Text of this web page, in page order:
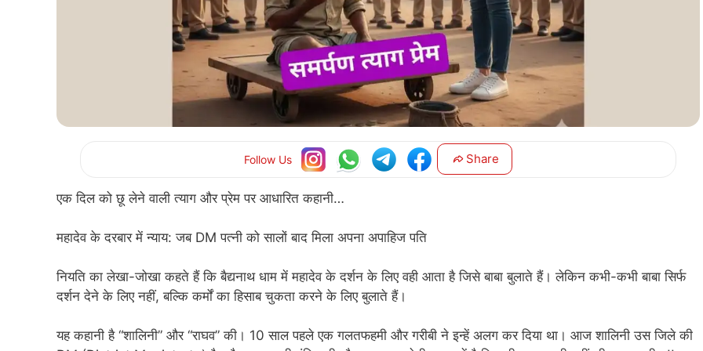
Follow Us Share
एक दिल को छू लेने वाली त्याग और प्रेम पर आधारित कहानी…
महादेव के दरबार में न्याय: जब DM पत्नी को सालों बाद मिला अपना अपाहिज पति
नियति का लेखा-जोखा कहते हैं कि बैद्यनाथ धाम में महादेव के दर्शन के लिए वही आता है जिसे बाबा बुलाते हैं। लेकिन कभी-कभी बाबा सिर्फ
दर्शन देने के लिए नहीं, बल्कि कर्मों का हिसाब चुकता करने के लिए बुलाते हैं।
यह कहानी है “शालिनी” और “राघव” की। 10 साल पहले एक गलतफहमी और गरीबी ने इन्हें अलग कर दिया था। आज शालिनी उस जिले की